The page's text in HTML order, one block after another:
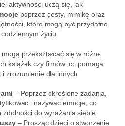
aktywności uczą się, jak
poprzez gesty, mimikę oraz
które mogą być przydatne
życiu.
przekształcać się w różne
książek czy filmów, co pomaga
i zrozumienie dla innych
– Poprzez określone zadania,
i nazywać emocje, co
zdolności do wyrażania siebie.
– Prosząc dzieci o stworzenie